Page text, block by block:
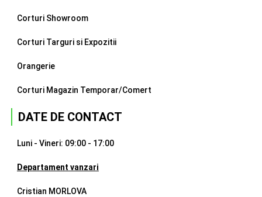
Corturi Showroom
Corturi Targuri si Expozitii
Orangerie
Corturi Magazin Temporar/Comert
DATE DE CONTACT
Luni - Vineri: 09:00 - 17:00
Departament vanzari
Cristian MORLOVA